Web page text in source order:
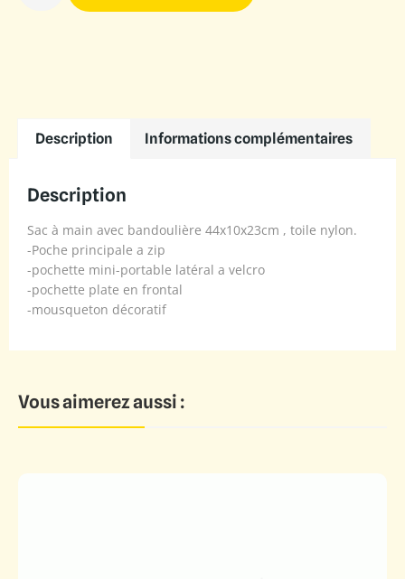
Description Informations complémentaires
Description
Sac à main avec bandoulière 44x10x23cm , toile nylon.
-Poche principale a zip
-pochette mini-portable latéral a velcro
-pochette plate en frontal
-mousqueton décoratif
Vous aimerez aussi :